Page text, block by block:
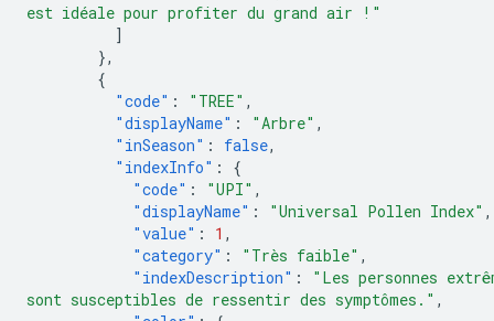
est idéale pour profiter du grand air !"
]
},
{
"code" : "TREE" ,
"displayName" : "Arbre" ,
"inSeason" : false,
"indexInfo" :
{
"code" : "UPI" ,
"displayName" : "Universal Pollen Index" ,
"value" : 1 ,
"category" : "Très faible" ,
"indexDescription" :
"Les personnes
sont susceptibles de ressentir des symptômes." ,